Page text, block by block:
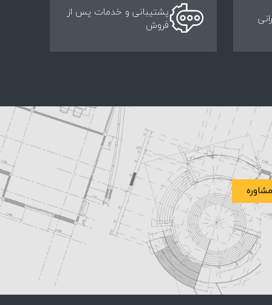
پشتیبانی و خدمات پس از
فروش